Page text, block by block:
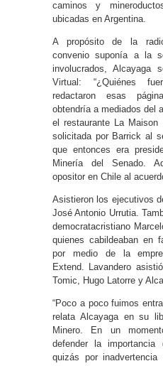
caminos y
ubicadas en Argentina.
A propósito de la
convenio suponía a la
involucrados, Alcayaga
Virtual: “¿Quiénes
redactaron esas
obtendría a mediados del
el restaurante La
solicitada por Barrick al
que entonces era
Minería del Senado.
opositor en Chile al
Asistieron los ejecutivos
José Antonio Urrutia.
democratacristiano
quienes cabildeaban en
por medio de la
Extend. Lavandero
Tomic, Hugo Latorre y
“Poco a poco fuimos
relata Alcayaga en su
Minero. En un
defender la
quizás por